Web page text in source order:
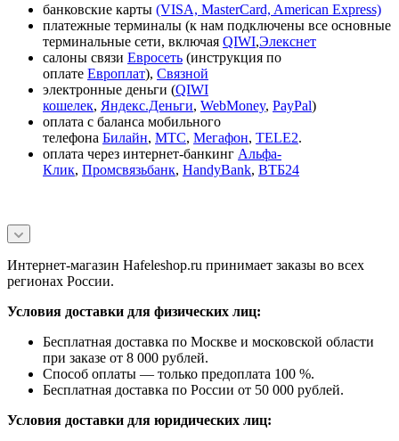
банковские карты (VISA, MasterCard, American Express)
платежные терминалы (к нам подключены все основные
терминальные сети, включая QIWI,Элекснет
салоны связи Евросеть (инструкция по
оплате Европлат), Связной
электронные деньги (QIWI
кошелек, Яндекс.Деньги, WebMoney, PayPal)
оплата с баланса мобильного
телефона Билайн, МТС, Мегафон, TELE2.
оплата через интернет-банкинг Альфа-
Клик, Промсвязьбанк, HandyBank, ВТБ24
Интернет-магазин Hafeleshop.ru принимает заказы во всех
регионах России.
Условия доставки для физических лиц:
Бесплатная доставка по Москве и московской области
при заказе от 8 000 рублей.
Способ оплаты — только предоплата 100 %.
Бесплатная доставка по России от 50 000 рублей.
Условия доставки для юридических лиц: